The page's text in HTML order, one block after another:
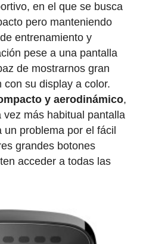
en el que se busca
pero manteniendo
entrenamiento y
pese a una pantalla
de mostrarnos gran
su display a color.
y aerodinámico,
más habitual pantalla
problema por el fácil
grandes botones
acceder a todas las